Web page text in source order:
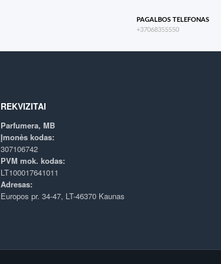
PAGALBOS TELEFONAS
+37068355550
REKVIZITAI
Parfumera, MB
Įmonės kodas:
307106742
PVM mok. kodas:
LT100017641011
Adresas:
Europos pr. 34-47, LT-46370 Kaunas